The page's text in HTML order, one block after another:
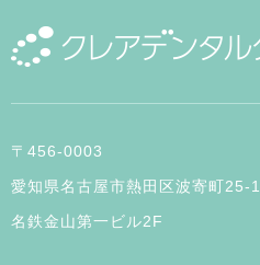
〒456-0003
愛知県名古屋市熱田区波寄町25-1
名鉄金山第一ビル2F